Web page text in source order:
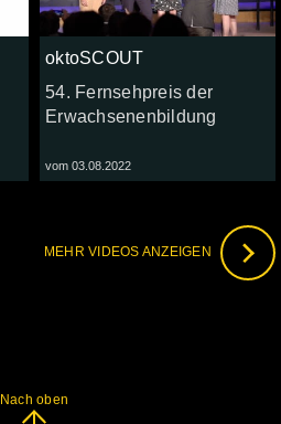
oktoSCOUT
54. Fernsehpreis der
Erwachsenenbildung
vom 03.08.2022
MEHR VIDEOS ANZEIGEN
Nach oben